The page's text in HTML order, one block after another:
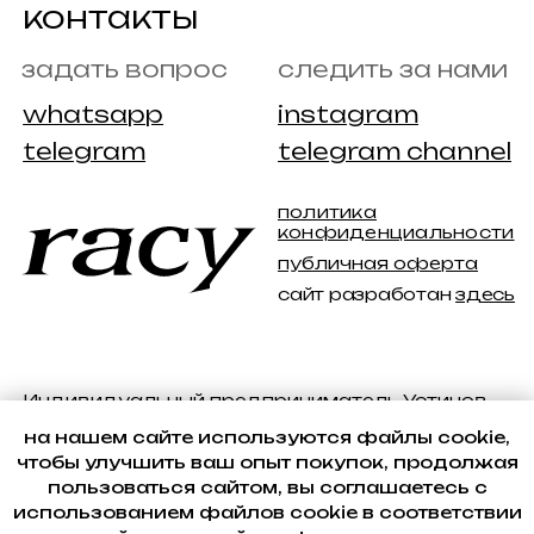
на нашем сайте используются файлы cookie,
чтобы улучшить ваш опыт покупок, продолжая
пользоваться сайтом, вы соглашаетесь с
использованием файлов cookie в соответствии